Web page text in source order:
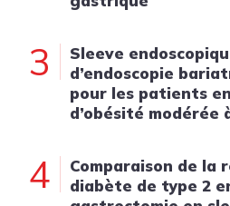
3
Sleeve
d’endoscopie
pour les patients
d’obésité modérée
4
Comparaison de la
diabète de type 2